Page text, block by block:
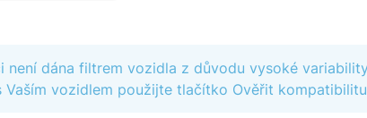
dána filtrem vozidla z důvodu vysoké
vozidlem použijte tlačítko Ověřit